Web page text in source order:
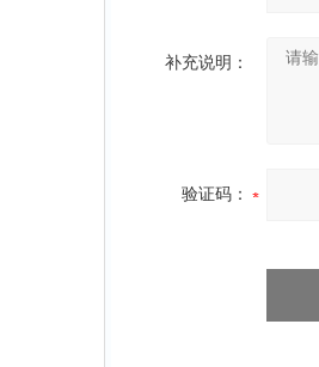
补充说明：
验证码：